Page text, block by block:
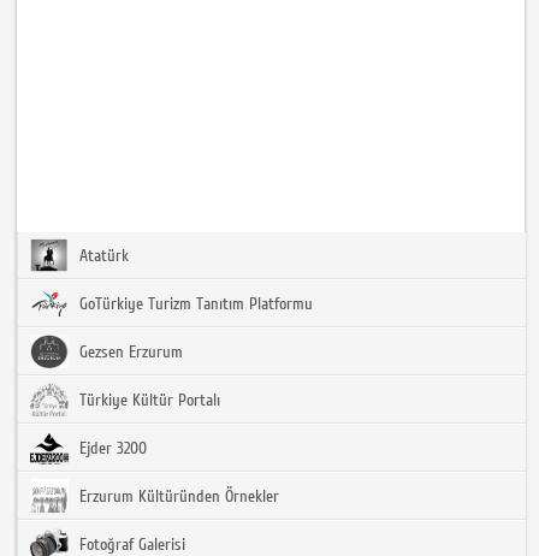
Atatürk
GoTürkiye Turizm Tanıtım Platformu
Gezsen Erzurum
Türkiye Kültür Portalı
Ejder 3200
Erzurum Kültüründen Örnekler
Fotoğraf Galerisi